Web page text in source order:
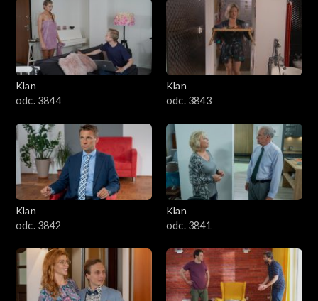
Klan
odc. 3844
Klan
odc. 3843
Klan
odc. 3842
Klan
odc. 3841